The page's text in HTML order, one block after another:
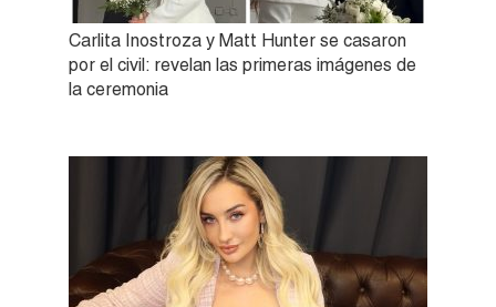
Carlita Inostroza y Matt Hunter se casaron
por el civil: revelan las primeras imágenes de
la ceremonia